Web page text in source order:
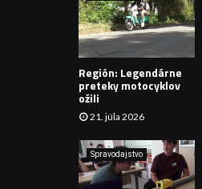
:
Región: Legendárne
preteky motocyklov
ožili
21. júla 2026
Spravodajstvo